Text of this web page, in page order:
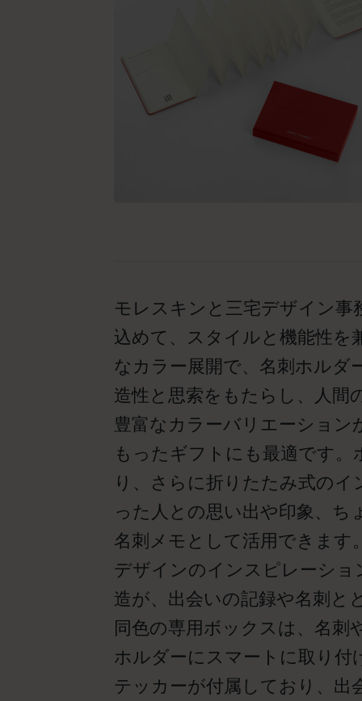
モレスキンと三宅デザイン
込めて、スタイルと機能性
なカラー展開で、名刺ホル
造性と思索をもたらし、人間
豊富なカラーバリエーショ
もったギフトにも最適です
り、さらに折りたたみ式の
った人との思い出や印象、
名刺メモとして活用できます
デザインのインスピレーシ
造が、出会いの記録や名刺と
同色の専用ボックスは、名
ホルダーにスマートに取り
テッカーが付属しており、